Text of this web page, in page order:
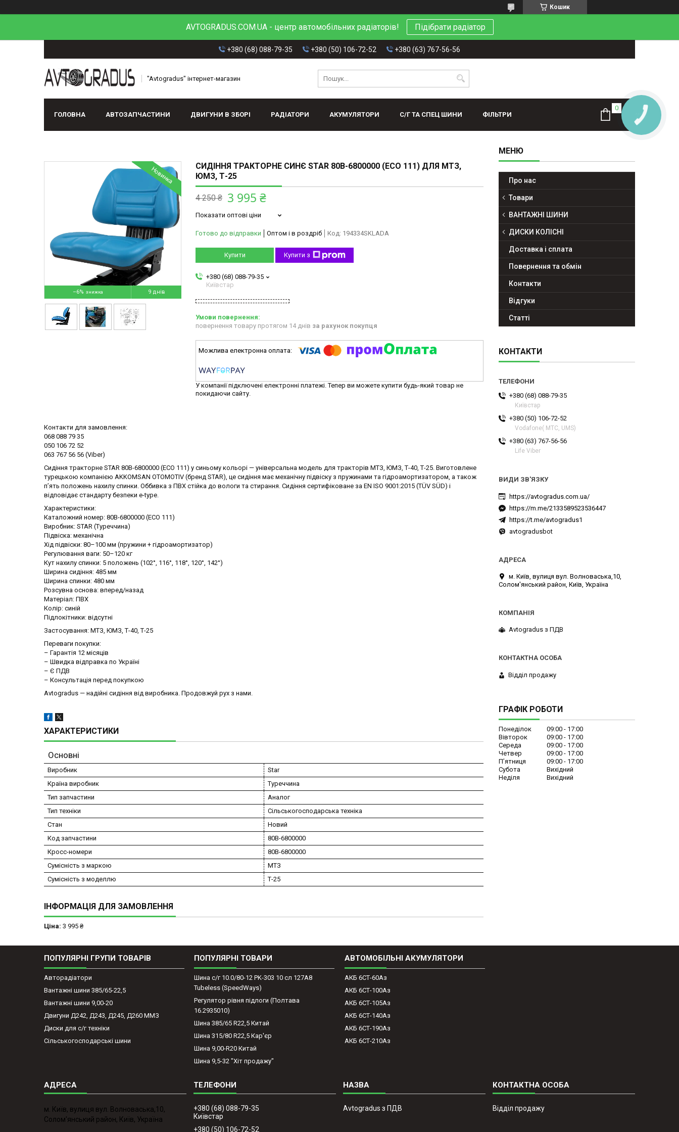
Кошик
AVTOGRADUS.COM.UA - центр автомобільних радіаторів! Підібрати радіатор
+380 (68) 088-79-35 +380 (50) 106-72-52 +380 (63) 767-56-56
"Avtogradus" інтернет-магазин
ГОЛОВНА АВТОЗАПЧАСТИНИ ДВИГУНИ В ЗБОРІ РАДІАТОРИ АКУМУЛЯТОРИ С/Г ТА СПЕЦ ШИНИ ФІЛЬТРИ
–6% 9 днів
Новинка
СИДІННЯ ТРАКТОРНЕ СИНЄ STAR 80В-6800000 (ECO 111) ДЛЯ МТЗ,
ЮМЗ, Т-25
4 250 ₴ 3 995 ₴
Показати оптові ціни
Готово до відправки Оптом і в роздріб Код: 194334SKLADA
Купити Купити з
+380 (68) 088-79-35
Київстар
повернення товару протягом 14 днів за рахунок покупця
У компанії підключені електронні платежі. Тепер ви можете купити будь-який товар не
покидаючи сайту.
Контакти для замовлення:
068 088 79 35
050 106 72 52
063 767 56 56 (Viber)
Сидіння тракторне STAR 80В-6800000 (ECO 111) у синьому кольорі — універсальна модель для тракторів МТЗ, ЮМЗ, Т-40, Т-25. Виготовлене
турецькою компанією AKKOMSAN OTOMOTIV (бренд STAR), це сидіння має механічну підвіску з пружинами та гідроамортизатором, а також
п’ять положень нахилу спинки. Оббивка з ПВХ стійка до вологи та стирання. Сидіння сертифіковане за EN ISO 9001:2015 (TÜV SÜD) і
відповідає стандарту безпеки e-type.
Характеристики:
Каталожний номер: 80В-6800000 (ECO 111)
Виробник: STAR (Туреччина)
Підвіска: механічна
Хід підвіски: 80–100 мм (пружини + гідроамортизатор)
Регулювання ваги: 50–120 кг
Кут нахилу спинки: 5 положень (102°, 116°, 118°, 120°, 142°)
Ширина сидіння: 485 мм
Ширина спинки: 480 мм
Розсувна основа: вперед/назад
Матеріал: ПВХ
Колір: синій
Підлокітники: відсутні
Застосування: МТЗ, ЮМЗ, Т-40, Т-25
Переваги покупки:
– Гарантія 12 місяців
– Швидка відправка по Україні
– Є ПДВ
– Консультація перед покупкою
Avtogradus — надійні сидіння від виробника. Продовжуй рух з нами.
ХАРАКТЕРИСТИКИ
Основні
Виробник
Star
Країна виробник
Туреччина
Тип запчастини
Аналог
Тип техніки
Сільськогосподарська техніка
Стан
Новий
Код запчастини
80В-6800000
Кросс-номери
80В-6800000
Сумісність з маркою
МТЗ
Сумісність з моделлю
Т-25
ІНФОРМАЦІЯ ДЛЯ ЗАМОВЛЕННЯ
Ціна: 3 995 ₴
Про нас
Товари
ВАНТАЖНІ ШИНИ
ДИСКИ КОЛІСНІ
Доставка і сплата
Повернення та обмін
Контакти
Відгуки
Статті
КОНТАКТИ
+380 (68) 088-79-35
Київстар
+380 (50) 106-72-52
Vodafone( МТС, UMS)
+380 (63) 767-56-56
Life Viber
https://avtogradus.com.ua/
https://m.me/2133589523536447
https://t.me/avtogradus1
avtogradusbot
м. Київ, вулиця вул. Волноваська,10,
Солом'янський район, Київ, Україна
Avtogradus з ПДВ
Відділ продажу
ГРАФІК РОБОТИ
Понеділок 09:00
17:00
Вівторок
09:00
17:00
Середа
09:00
17:00
Четвер
09:00
17:00
Пʼятниця
09:00
17:00
Субота
Вихідний
Неділя
Вихідний
ПОПУЛЯРНІ ГРУПИ ТОВАРІВ
Авторадіатори
Вантажні шини 385/65-22,5
Вантажні шини 9,00-20
Двигуни Д242, Д243, Д245, Д260 ММЗ
Диски для с/г техніки
Сільськогосподарські шини
ПОПУЛЯРНІ ТОВАРИ
Шина с/г 10.0/80-12 PK-303 10 сл 127A8
Tubeless (SpeedWays)
Регулятор рівня підлоги (Полтава
16.2935010)
Шина 385/65 R22,5 Китай
Шина 315/80 R22,5 Кар'єр
Шина 9,00-R20 Китай
Шина 9,5-32 "Хіт продажу"
АВТОМОБІЛЬНІ АКУМУЛЯТОРИ
АКБ 6СТ-60Аз
АКБ 6СТ-100Аз
АКБ 6СТ-105Аз
АКБ 6СТ-140Аз
АКБ 6СТ-190Аз
АКБ 6СТ-210Аз
м. Київ, вулиця вул. Волноваська,10,
Солом'янський район, Київ, Україна
+380 (68) 088-79-35
Київстар
+380 (50) 106-72-52
Avtogradus з ПДВ Відділ продажу
КНОПКА
ЗВ'ЯЗКУ